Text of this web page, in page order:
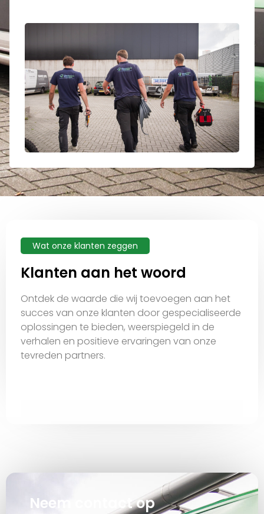
Wat onze klanten zeggen
Klanten aan het woord
Ontdek de waarde die wij toevoegen aan het
succes van onze klanten door gespecialiseerde
oplossingen te bieden, weerspiegeld in de
verhalen en positieve ervaringen van onze
tevreden partners.
Neem contact op